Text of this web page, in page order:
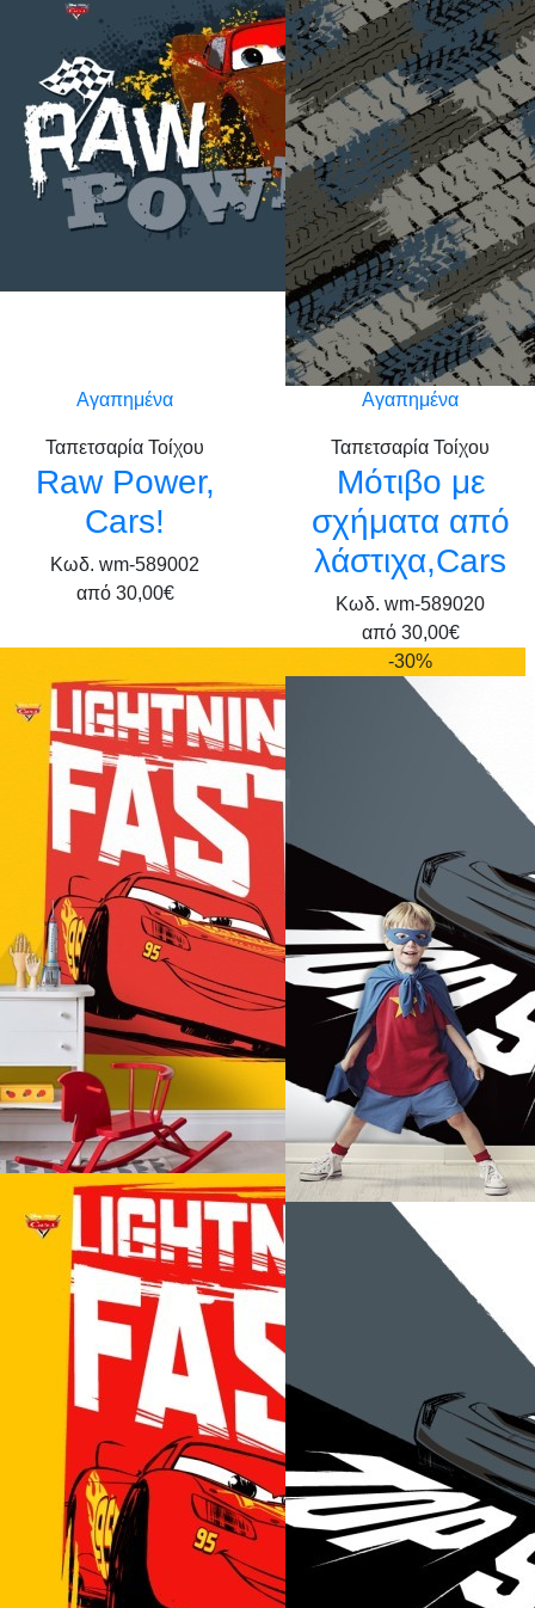
Αγαπημένα
Ταπετσαρία Τοίχου
Raw Power,
Cars!
Κωδ. wm-589002
από 30,00€
Αγαπημένα
Ταπετσαρία Τοίχου
Μότιβο με
σχήματα από
λάστιχα,Cars
Κωδ. wm-589020
από 30,00€
-30%